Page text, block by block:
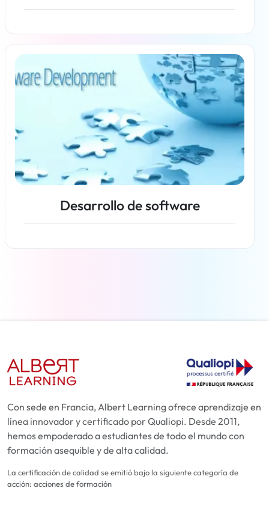
Más información
Desarrollo de software
Con sede en Francia, Albert Learning ofrece aprendizaje en
línea innovador y certificado por Qualiopi. Desde 2011,
hemos empoderado a estudiantes de todo el mundo con
formación asequible y de alta calidad.
La certificación de calidad se emitió bajo la siguiente categoría de
acción: acciones de formación